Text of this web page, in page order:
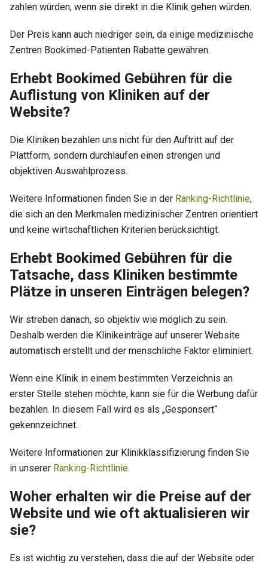
zahlen würden, wenn sie direkt in die Klinik gehen würden.
Der Preis kann auch niedriger sein, da einige medizinische
Zentren Bookimed-Patienten Rabatte gewähren.
Erhebt Bookimed Gebühren für die
Auflistung von Kliniken auf der
Website?
Die Kliniken bezahlen uns nicht für den Auftritt auf der
Plattform, sondern durchlaufen einen strengen und
objektiven Auswahlprozess.
Weitere Informationen finden Sie in der Ranking-Richtlinie,
die sich an den Merkmalen medizinischer Zentren orientiert
und keine wirtschaftlichen Kriterien berücksichtigt.
Erhebt Bookimed Gebühren für die
Tatsache, dass Kliniken bestimmte
Plätze in unseren Einträgen belegen?
Wir streben danach, so objektiv wie möglich zu sein.
Deshalb werden die Klinikeinträge auf unserer Website
automatisch erstellt und der menschliche Faktor eliminiert.
Wenn eine Klinik in einem bestimmten Verzeichnis an
erster Stelle stehen möchte, kann sie für die Werbung dafür
bezahlen. In diesem Fall wird es als „Gesponsert“
gekennzeichnet.
Weitere Informationen zur Klinikklassifizierung finden Sie
in unserer Ranking-Richtlinie.
Woher erhalten wir die Preise auf der
Website und wie oft aktualisieren wir
sie?
Es ist wichtig zu verstehen, dass die auf der Website oder